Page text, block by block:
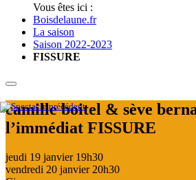
Vous êtes ici :
Boisdelaune.fr
La saison
Saison 2022-2023
FISSURE
camille boitel & sève
l’immédiat FISSURE
jeudi 19 janvier 19h30
vendredi 20 janvier 20h30